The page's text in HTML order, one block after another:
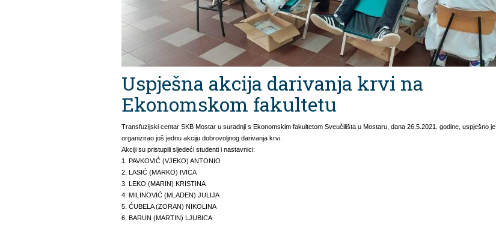
Uspješna akcija darivanja krvi na
Ekonomskom fakultetu
Transfuzijski centar SKB Mostar u suradnji s Ekonomskim fakultetom Sveučilišta u Mostaru, dana 26.5.2021. godine, uspješno je
organizirao još jednu akciju dobrovoljnog darivanja krvi.
Akciji su pristupili sljedeći studenti i nastavnici:
1.
PAVKOVIĆ (VJEKO) ANTONIO
2. LASIĆ (MARKO) IVICA
3. LEKO (MARIN) KRISTINA
4. MILINOVIĆ (MLADEN) JULIJA
5. ĆUBELA (ZORAN) NIKOLINA
6. BARUN (MARTIN) LJUBICA